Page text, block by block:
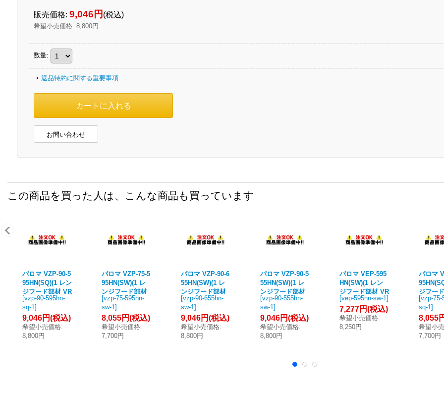
販売価格: 9,046円 (税込)
希望小売価格: 8,800円
数量:
返品特約に関する重要事項
お問い合わせ
この商品を買った人は、こんな商品も買っています
パロマ VZP-90-5
95HN(SQ)(1 レン
ジフード部材 VR
ACシリーズ 前幕
板 幅90cm 総高
さ64cm ブラッ
ク (タカラ製)
[vzp-90-595hn-
sq-1]
9,046円(税込)
希望小売価格:
8,800円
パロマ VZP-75-5
95HN(SW)(1 レ
ンジフード部材
VRACシリーズ
前幕板 幅75cm
総高さ64cm ホ
ワイト (タカラ
製)
[vzp-75-595hn-
sw-1]
8,055円(税込)
希望小売価格:
7,700円
パロマ VZP-90-6
55HN(SW)(1 レ
ンジフード部材
VRACシリーズ
前幕板 幅90cm
総高さ70cm ホ
ワイト (タカラ
製)
[vzp-90-655hn-
sw-1]
9,046円(税込)
希望小売価格:
8,800円
パロマ VZP-90-5
55HN(SW)(1 レ
ンジフード部材
VRACシリーズ
前幕板 幅90cm
総高さ60cm ホ
ワイト (タカラ
製)
[vzp-90-555hn-
sw-1]
9,046円(税込)
希望小売価格:
8,800円
パロマ VEP-595
HN(SW)(1 レン
ジフード部材 VR
ACシリーズ 横幕
板 総高さ64cm
ホワイト (タカラ
製)
[vep-595hn-sw-1]
7,277円(税込)
希望小売価格:
8,250円
パロマ
ジフー
ACシリ
板 幅
さ64cm
ク (タカ
[vzp-75-
sq-1]
8,055
希望小
7,700円